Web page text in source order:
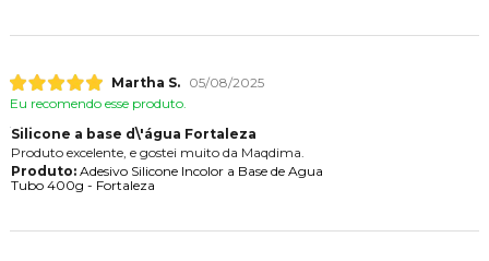
Martha S.
05/08/2025
Eu recomendo esse produto.
Silicone a base d\'água Fortaleza
Produto excelente, e gostei muito da Maqdima.
Produto:Adesivo Silicone Incolor a Base de Agua
Tubo 400g - Fortaleza